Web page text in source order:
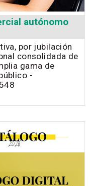
autónomo
por jubilación
consolidada de
gama de
-